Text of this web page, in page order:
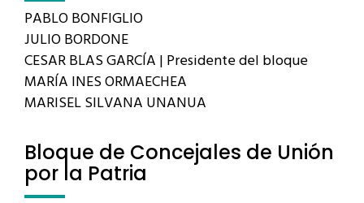
PABLO BONFIGLIO
JULIO BORDONE
CESAR BLAS GARCÍA | Presidente del bloque
MARÍA INES ORMAECHEA
MARISEL SILVANA UNANUA
Bloque de Concejales de Unión
por la Patria